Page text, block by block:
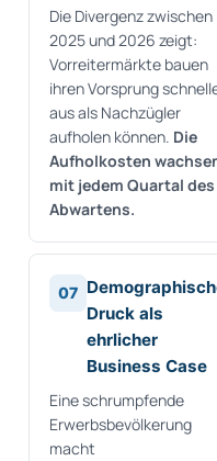
Die Divergenz zwischen
2025 und 2026 zeigt:
Vorreitermärkte bauen
ihren Vorsprung
aus als Nachzügler
aufholen können. Die
Aufholkosten
mit jedem Quartal des
Abwartens.
07
Druck als
ehrlicher
Business Case
Eine schrumpfende
Erwerbsbevölkerung
macht